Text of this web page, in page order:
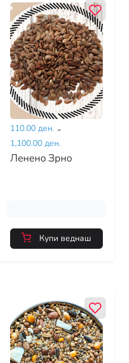
110.00 ден. -
1,100.00 ден.
Ленено Зрно
Купи веднаш